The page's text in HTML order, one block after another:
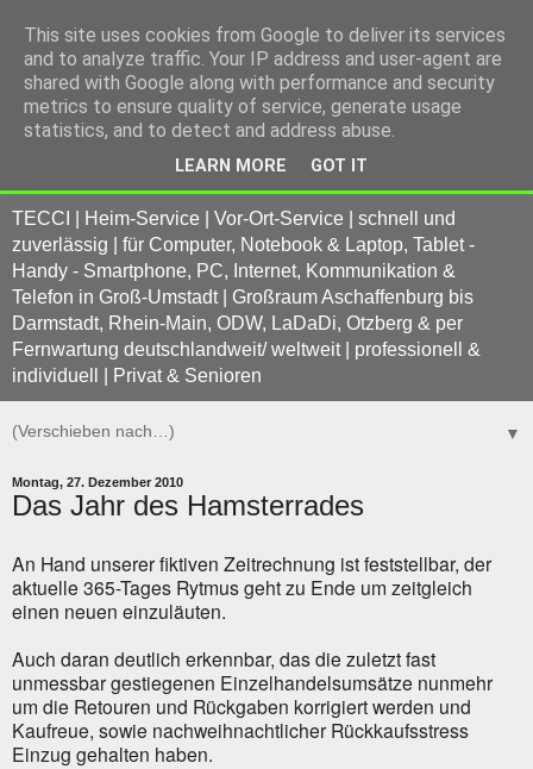
TECCI | Heim-Service | Vor-Ort-Service | schnell und
zuverlässig | für Computer, Notebook & Laptop, Tablet -
Handy - Smartphone, PC, Internet, Kommunikation &
Telefon in Groß-Umstadt | Großraum Aschaffenburg bis
Darmstadt, Rhein-Main, ODW, LaDaDi, Otzberg & per
Fernwartung deutschlandweit/ weltweit | professionell &
individuell | Privat & Senioren
▼
Montag, 27. Dezember 2010
Das Jahr des Hamsterrades
An Hand unserer fiktiven Zeitrechnung ist feststellbar, der
aktuelle 365-Tages Rytmus geht zu Ende um zeitgleich
einen neuen einzuläuten.
Auch daran deutlich erkennbar, das die zuletzt fast
unmessbar gestiegenen Einzelhandelsumsätze nunmehr
um die Retouren und Rückgaben korrigiert werden und
Kaufreue, sowie nachweihnachtlicher Rückkaufsstress
Einzug gehalten haben.
This site uses cookies from Google to deliver its services
and to analyze traffic. Your IP address and user-agent are
shared with Google along with performance and security
metrics to ensure quality of service, generate usage
statistics, and to detect and address abuse.
LEARN MORE GOT IT